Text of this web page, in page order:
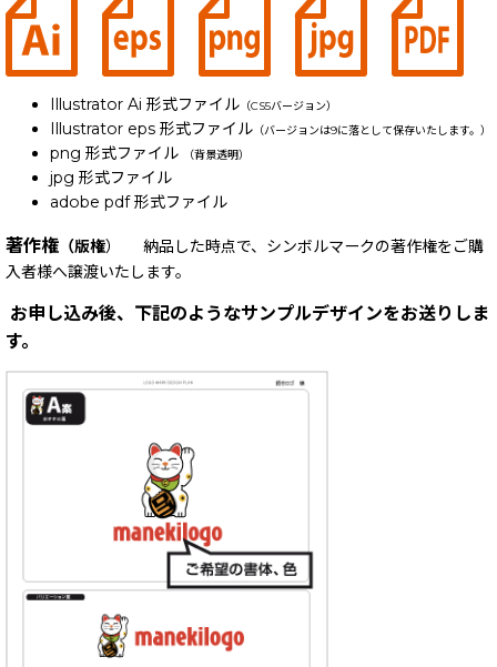
Illustrator Ai 形式ファイル （CS5バージョン）
Illustrator eps 形式ファイル （バージョンは9に落として保存いたします。）
png 形式ファイル （背景透明）
jpg 形式ファイル
adobe pdf 形式ファイル
著作権 （版権） 納品した時点で、シンボルマークの著作権をご購
入者様へ譲渡いたします。
お申し込み後、下記のようなサンプルデザインをお送りしま
す。